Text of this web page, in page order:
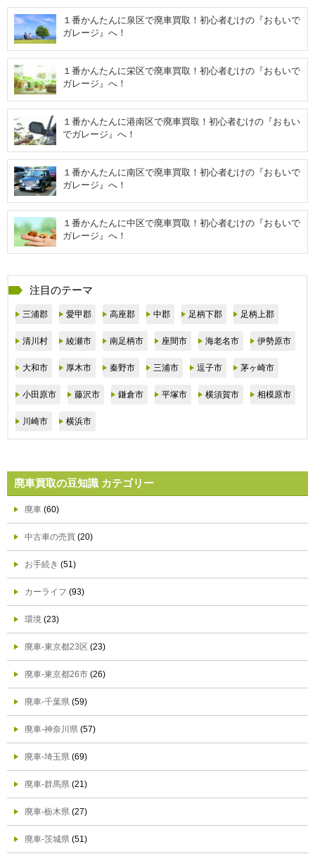
１番かんたんに泉区で廃車買取！初心者むけの『おもいで
ガレージ』へ！
１番かんたんに栄区で廃車買取！初心者むけの『おもいで
ガレージ』へ！
１番かんたんに港南区で廃車買取！初心者むけの『おもい
でガレージ』へ！
１番かんたんに南区で廃車買取！初心者むけの『おもいで
ガレージ』へ！
１番かんたんに中区で廃車買取！初心者むけの『おもいで
ガレージ』へ！
注目のテーマ
三浦郡 愛甲郡 高座郡 中郡 足柄下郡 足柄上郡
清川村 綾瀬市 南足柄市 座間市 海老名市 伊勢原市
大和市 厚木市 秦野市 三浦市 逗子市 茅ヶ崎市
小田原市 藤沢市 鎌倉市 平塚市 横須賀市 相模原市
川崎市 横浜市
廃車買取の豆知識 カテゴリー
廃車 (60)
中古車の売買 (20)
お手続き (51)
カーライフ (93)
環境 (23)
廃車-東京都23区 (23)
廃車-東京都26市 (26)
廃車-千葉県 (59)
廃車-神奈川県 (57)
廃車-埼玉県 (69)
廃車-群馬県 (21)
廃車-栃木県 (27)
廃車-茨城県 (51)